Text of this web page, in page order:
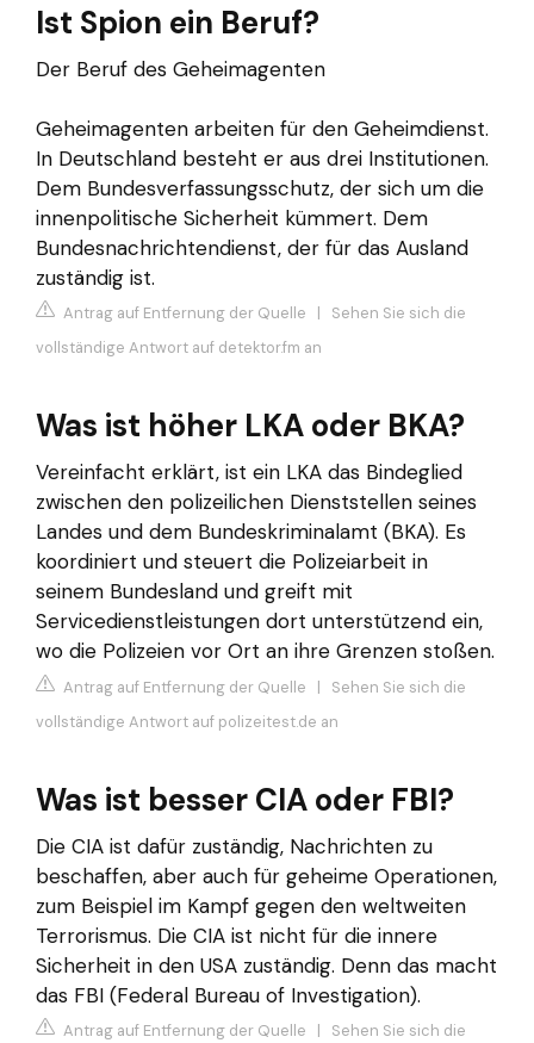
Ist Spion ein Beruf?
Der Beruf des Geheimagenten
Geheimagenten arbeiten für den Geheimdienst.
In Deutschland besteht er aus drei Institutionen.
Dem Bundesverfassungsschutz, der sich um die
innenpolitische Sicherheit kümmert. Dem
Bundesnachrichtendienst, der für das Ausland
zuständig ist.
Antrag auf Entfernung der Quelle | Sehen Sie sich die
vollständige Antwort auf detektor.fm an
Was ist höher LKA oder BKA?
Vereinfacht erklärt, ist ein LKA das Bindeglied
zwischen den polizeilichen Dienststellen seines
Landes und dem Bundeskriminalamt (BKA). Es
koordiniert und steuert die Polizeiarbeit in
seinem Bundesland und greift mit
Servicedienstleistungen dort unterstützend ein,
wo die Polizeien vor Ort an ihre Grenzen stoßen.
Antrag auf Entfernung der Quelle | Sehen Sie sich die
vollständige Antwort auf polizeitest.de an
Was ist besser CIA oder FBI?
Die CIA ist dafür zuständig, Nachrichten zu
beschaffen, aber auch für geheime Operationen,
zum Beispiel im Kampf gegen den weltweiten
Terrorismus. Die CIA ist nicht für die innere
Sicherheit in den USA zuständig. Denn das macht
das FBI (Federal Bureau of Investigation).
Antrag auf Entfernung der Quelle | Sehen Sie sich die